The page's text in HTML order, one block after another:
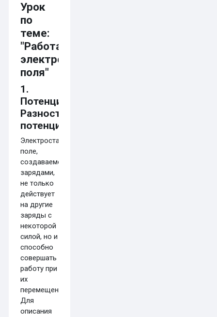
Урок
по
теме:
"Работа
электростатического
поля"
1.
Потенциал.
Разность
потенциалов
Электростатическое
поле,
создаваемое
зарядами,
не только
действует
на другие
заряды с
некоторой
силой, но и
способно
совершать
работу при
их
перемещении.
Для
описания